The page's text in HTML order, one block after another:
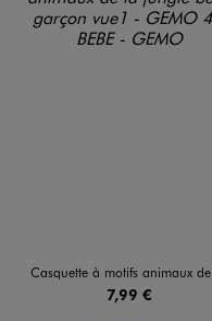
Casquette à motifs animaux de la jungle bébé garçon
7,99 €